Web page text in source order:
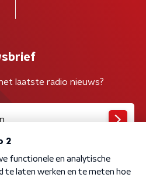
laatste radio nieuws?